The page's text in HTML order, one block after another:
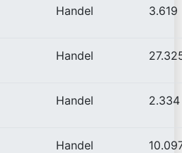
Handel 3.619
Handel
Handel 2.334
Handel